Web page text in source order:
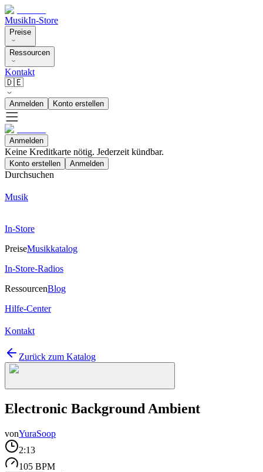
MusikIn-Store
Preise
Ressourcen
Kontakt
🇩🇪
Anmelden Konto erstellen
Anmelden
Keine Kreditkarte nötig. Jederzeit kündbar.
Konto erstellen Anmelden
Durchsuchen
Musik
In-Store
PreiseMusikkatalog
In-Store-Radios
RessourcenBlog
Hilfe-Center
Kontakt
Zurück zum Katalog
Electronic Background Ambient
vonYuraSoop
2:13
105 BPM